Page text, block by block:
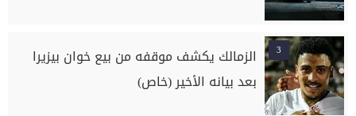
3
الزمالك يكشف موقفه من بيع خوان بيزيرا
بعد بيانه الأخير (خاص)